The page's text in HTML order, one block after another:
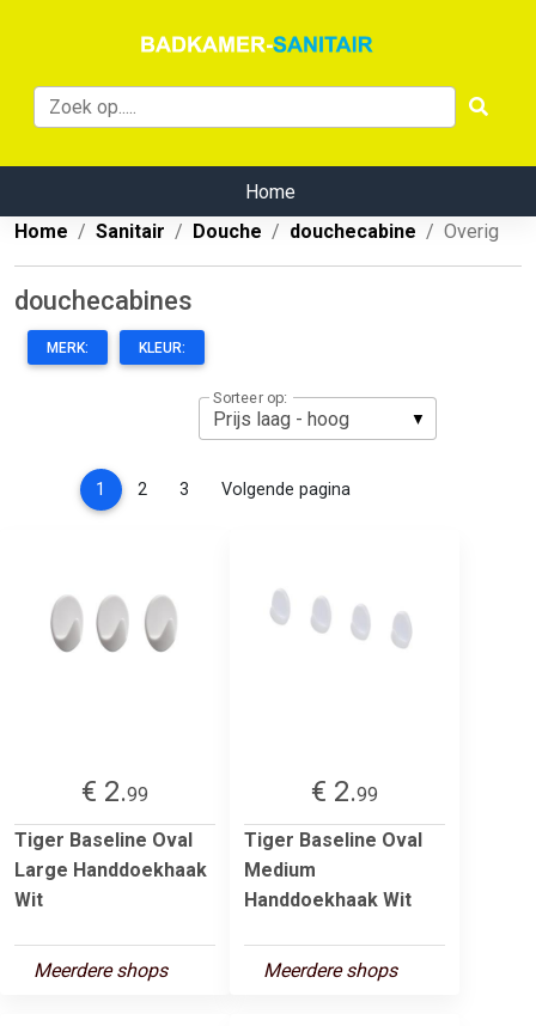
Home
Home
Sanitair Douche douchecabine Overig
douchecabines
MERK: KLEUR:
Sorteer op:
1 (current)
2 3 Volgende pagina
€ 2.99
Tiger Baseline Oval
Large Handdoekhaak
Wit
Meerdere shops
€ 2.99
Tiger Baseline Oval
Medium
Handdoekhaak Wit
Meerdere shops